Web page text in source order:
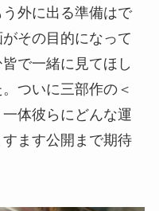
外に出る準備はで
その目的になって
で一緒に見てほし
ついに三部作の＜
体彼らにどんな運
ます公開まで期待